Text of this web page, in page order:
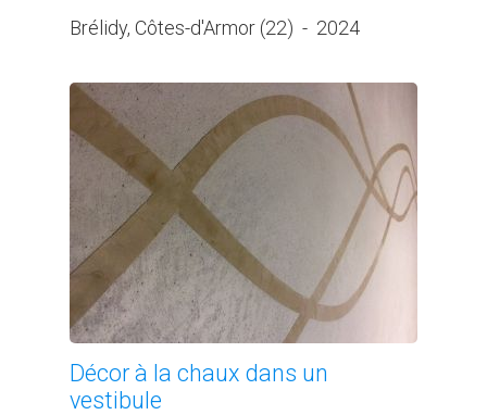
Brélidy, Côtes-d'Armor (22) - 2024
Décor à la chaux dans un
vestibule